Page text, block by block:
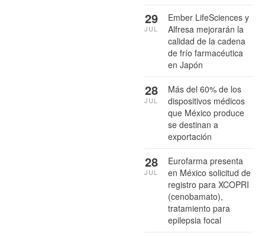
Ember LifeSciences y
Alfresa mejorarán la
calidad de la cadena
de frío farmacéutica
en Japón
29
JUL
Más del 60% de los
dispositivos médicos
que México produce
se destinan a
exportación
28
JUL
Eurofarma presenta
en México solicitud de
registro para XCOPRI
(cenobamato),
tratamiento para
epilepsia focal
28
JUL